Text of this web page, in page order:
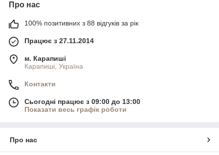
Про нас
100% позитивних з 88 відгуків за рік
Працює з 27.11.2014
м. Карапиші
Карапиші, Україна
Контакти
Сьогодні працює з 09:00 до 13:00
Показати весь графік роботи
Про нас